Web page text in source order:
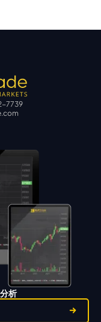
7739
析